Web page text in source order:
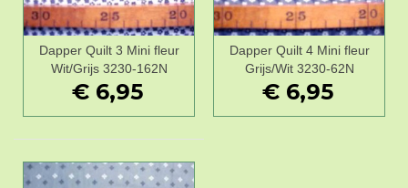
Dapper Quilt 3 Mini fleur
Wit/Grijs 3230-162N
€ 6,95
Dapper Quilt 4 Mini fleur
Grijs/Wit 3230-62N
€ 6,95